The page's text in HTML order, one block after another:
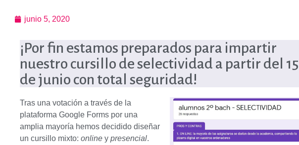
junio 5, 2020
¡Por fin estamos preparados para impartir
nuestro cursillo de selectividad a partir del 15
de junio con total seguridad!
Tras una votación a través de la
plataforma Google Forms por una
amplia mayoría hemos decidido diseñar
un cursillo mixto: online y presencial.